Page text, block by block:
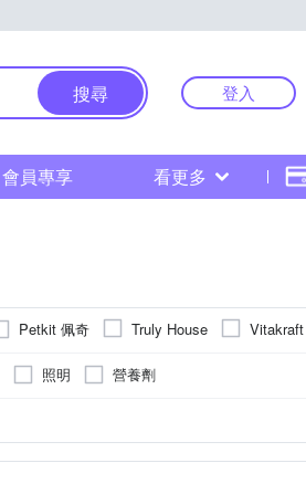
搜尋 登入
會員專享 看更多
Petkit 佩奇 Truly House Vitakraft
照明 營養劑